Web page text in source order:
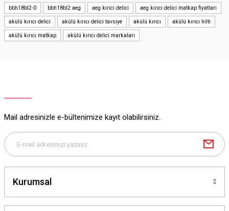
bbh18bl2-0
bbh18bl2 aeg aeg kırıcı delici aeg kırıcı delici matkap fiyatları
akülü kırıcı delici akülü kırıcı delici tavsiye akülü kırıcı akülü kırıcı hilti
akülü kırıcı matkap akülü kırıcı delici markaları
Mail adresinizle e-bültenimize kayıt olabilirsiniz.
Kurumsal